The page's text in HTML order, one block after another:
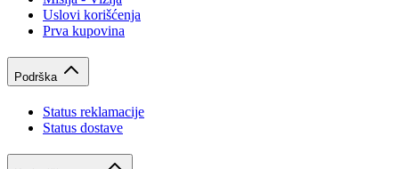
Uslovi korišćenja
Prva kupovina
Podrška
Status reklamacije
Status dostave